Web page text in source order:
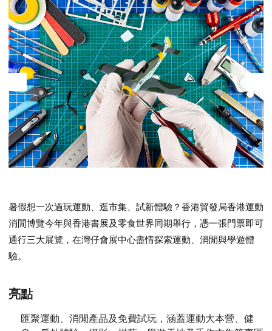
暑假想一次過玩運動、逛市集、試新體驗？香港貿發局香港運動
消閒博覽今年與香港書展及零食世界同期舉行，憑一張門票即可
通行三大展覽，在灣仔會展中心盡情探索運動、消閒與學遊體
驗。
亮點
匯聚運動、消閒產品及免費試玩，涵蓋運動大本營、健